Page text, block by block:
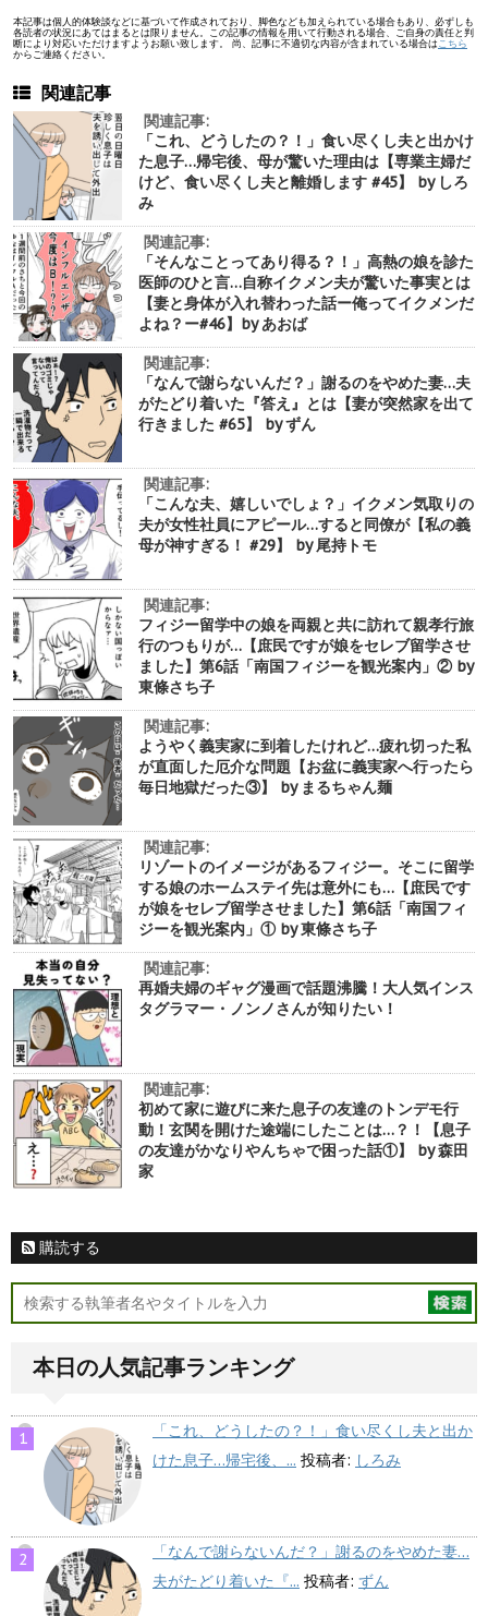
本記事は個人的体験談などに基づいて作成されており、脚色なども加えられている場合もあり、必ずしも
各読者の状況にあてはまるとは限りません。この記事の情報を用いて行動される場合、ご自身の責任と判
断により対応いただけますようお願い致します。 尚、記事に不適切な内容が含まれている場合は こちら
からご連絡ください。
関連記事
関連記事:
「これ、どうしたの？！」食い尽くし夫と出かけ
た息子…帰宅後、母が驚いた理由は【専業主婦だ
けど、食い尽くし夫と離婚します #45】 by しろ
み
関連記事:
「そんなことってあり得る？！」高熱の娘を診た
医師のひと言…自称イクメン夫が驚いた事実とは
【妻と身体が入れ替わった話ー俺ってイクメンだ
よね？ー#46】by あおば
関連記事:
「なんで謝らないんだ？」謝るのをやめた妻…夫
がたどり着いた『答え』とは【妻が突然家を出て
行きました #65】 by ずん
関連記事:
「こんな夫、嬉しいでしょ？」イクメン気取りの
夫が女性社員にアピール…すると同僚が【私の義
母が神すぎる！ #29】 by 尾持トモ
関連記事:
フィジー留学中の娘を両親と共に訪れて親孝行旅
行のつもりが…【庶民ですが娘をセレブ留学させ
ました】第6話「南国フィジーを観光案内」② by
東條さち子
関連記事:
ようやく義実家に到着したけれど…疲れ切った私
が直面した厄介な問題【お盆に義実家へ行ったら
毎日地獄だった③】 by まるちゃん麺
関連記事:
リゾートのイメージがあるフィジー。そこに留学
する娘のホームステイ先は意外にも…【庶民です
が娘をセレブ留学させました】第6話「南国フィ
ジーを観光案内」① by 東條さち子
関連記事:
再婚夫婦のギャグ漫画で話題沸騰！大人気インス
タグラマー・ノンノさんが知りたい！
関連記事:
初めて家に遊びに来た息子の友達のトンデモ行
動！玄関を開けた途端にしたことは…？！【息子
の友達がかなりやんちゃで困った話①】 by 森田
家
購読する
本日の人気記事ランキング
「これ、どうしたの？！」食い尽くし夫と出か
けた息子…帰宅後、... 投稿者: しろみ
「なんで謝らないんだ？」謝るのをやめた妻…
夫がたどり着いた『... 投稿者: ずん